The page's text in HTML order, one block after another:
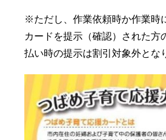
※ただし、作業依頼時か作業時
カードを提示（確認）された方
払い時の提示は割引対象外とな